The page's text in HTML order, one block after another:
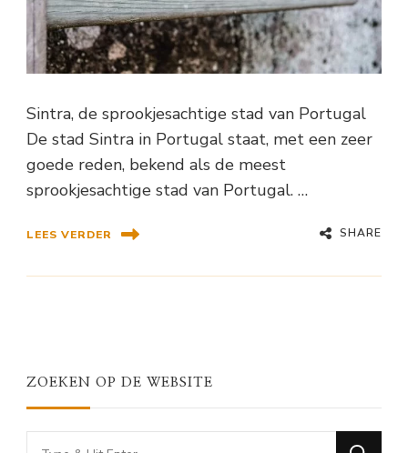
Sintra, de sprookjesachtige stad van Portugal
De stad Sintra in Portugal staat, met een zeer
goede reden, bekend als de meest
sprookjesachtige stad van Portugal. …
LEES VERDER SHARE
ZOEKEN OP DE WEBSITE
Looking